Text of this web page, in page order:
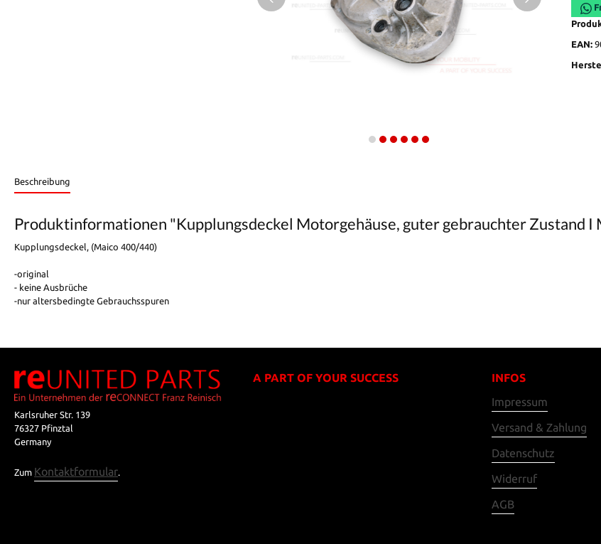
EAN:
Beschreibung
Produktinformationen "Kupplungsdeckel Motorgehäuse, guter gebrauchter Zustand
Kupplungsdeckel, (Maico 400/440)
-original
- keine Ausbrüche
-nur altersbedingte Gebrauchsspuren
Karlsruher Str. 139
76327 Pfinztal
Germany
Zum Kontaktformular.
A PART OF YOUR SUCCESS
INFOS
Impressum
Versand & Zahlung
Datenschutz
Widerruf
AGB